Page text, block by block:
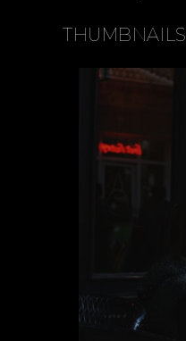
THUMBNAILS